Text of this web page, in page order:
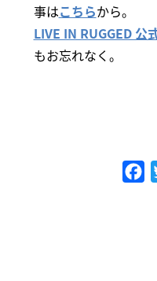
事はこちらから。
LIVE IN RUGGED 公
もお忘れなく。